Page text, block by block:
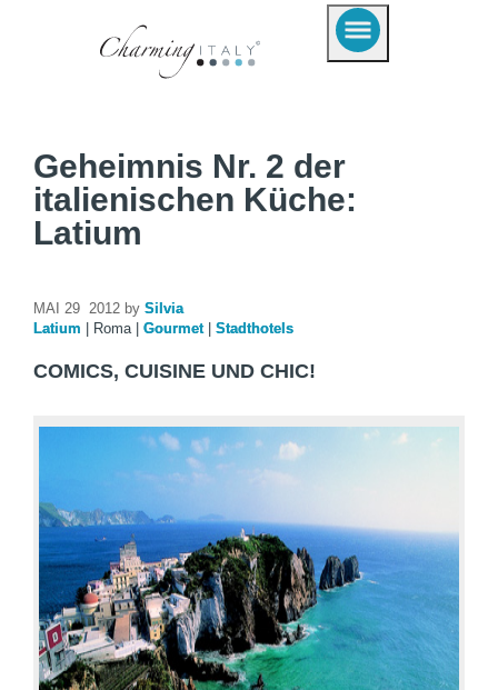
Geheimnis Nr. 2 der
italienischen Küche:
Latium
MAI 29 2012 by Silvia
Latium
Roma Gourmet Stadthotels
COMICS, CUISINE UND CHIC!